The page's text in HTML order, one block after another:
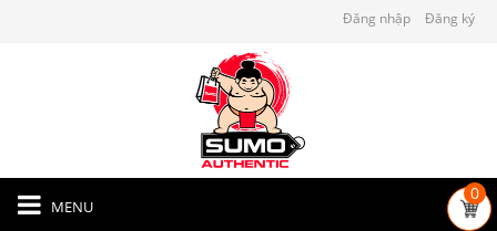
Đăng nhập Đăng ký
MENU
0